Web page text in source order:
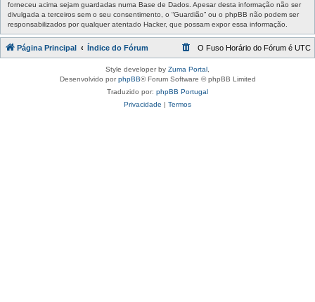
forneceu acima sejam guardadas numa Base de Dados. Apesar desta informação não ser
divulgada a terceiros sem o seu consentimento, o “Guardião” ou o phpBB não podem ser
responsabilizados por qualquer atentado Hacker, que possam expor essa informação.
Página Principal Índice do Fórum O Fuso Horário do Fórum é UTC
Style developer by Zuma Portal
Desenvolvido porphpBB® Forum Software © phpBB Limited
Traduzido por: phpBB Portugal
Privacidade | Termos